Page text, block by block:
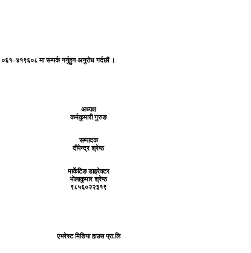
०६१–४१९६०८ मा सम्पर्क गर्नुहुन अनुरोध गर्दछौं ।
अध्यक्ष
कर्मकुमारी गुरुङ
सम्पादक
दीपेन्द्र श्रेष्ठ
मार्केटिङ डाइरेक्टर
भोलाकुमार श्रेष्ठ
९८५६०२२३१९
एभरेस्ट मिडिया हाउस प्रा.लि